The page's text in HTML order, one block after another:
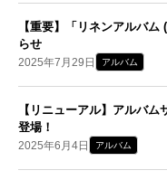
【重要】「リネンアルバ
らせ
2025年7月29日 アルバム
【リニューアル】アルバ
登場！
2025年6月4日 アルバム